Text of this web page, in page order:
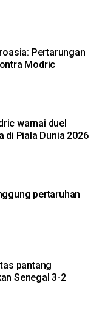
Pertarungan
Modric
warnai duel
di Piala Dunia 2026
pertaruhan
pantang
Senegal 3-2